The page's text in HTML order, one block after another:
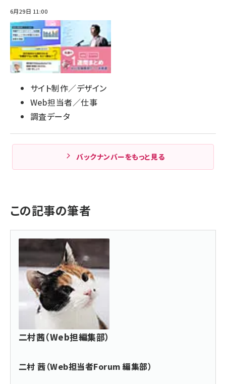
6月29日 11:00
サイト制作／デザイン
Web担当者／仕事
調査データ
バックナンバーをもっと見る
この記事の筆者
二村茜（Web担編集部）
二村 茜（Web担当者Forum 編集部）